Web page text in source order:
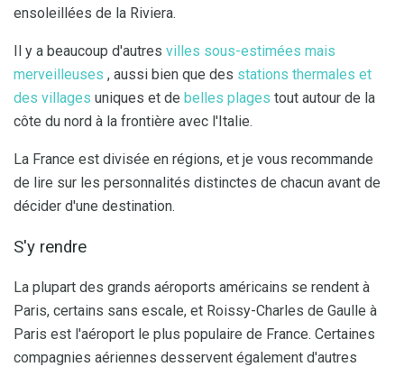
ensoleillées de la Riviera.
Il y a beaucoup d'autres villes sous-estimées mais
merveilleuses , aussi bien que des stations thermales et
des villages uniques et de belles plages tout autour de la
côte du nord à la frontière avec l'Italie.
La France est divisée en régions, et je vous recommande
de lire sur les personnalités distinctes de chacun avant de
décider d'une destination.
S'y rendre
La plupart des grands aéroports américains se rendent à
Paris, certains sans escale, et Roissy-Charles de Gaulle à
Paris est l'aéroport le plus populaire de France. Certaines
compagnies aériennes desservent également d'autres